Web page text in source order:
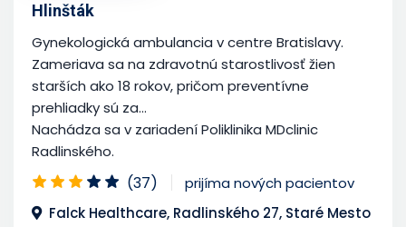
Hlinšták
Gynekologická ambulancia v centre Bratislavy.
Zameriava sa na zdravotnú starostlivosť žien
starších ako 18 rokov, pričom preventívne
prehliadky sú za...
Nachádza sa v zariadení Poliklinika MDclinic
Radlinského.
(37)
prijíma nových pacientov
Falck Healthcare, Radlinského 27, Staré Mesto